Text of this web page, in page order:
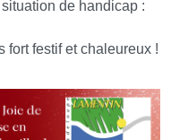
de handicap :
fort festif et chaleureux !